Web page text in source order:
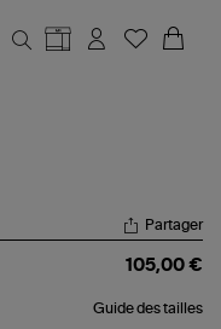
Partager
105,00 €
Guide des tailles